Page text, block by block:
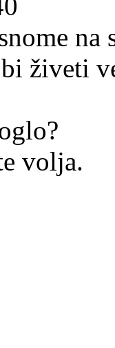
živeti
volja.